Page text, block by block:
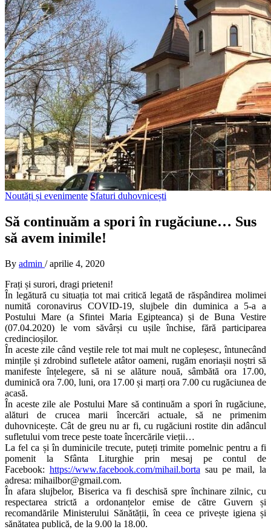
Noutăți și evenimente Sfaturi duhovnicești
Să continuăm a spori în rugăciune… Sus
să avem inimile!
By admin / aprilie 4, 2020
Frați și surori, dragi prieteni!
În legătură cu situația tot mai critică legată de răspândirea molimei
numită coronavirus COVID-19, slujbele din duminica a 5-a a
Postului Mare (a Sfintei Maria Egipteanca) și de Buna Vestire
(07.04.2020) le vom săvârși cu ușile închise, fără participarea
credincioșilor.
În aceste zile când veștile rele tot mai mult ne copleșesc, întunecând
mințile și zdrobind sufletele atâtor oameni, rugăm enoriașii noștri să
manifeste înțelegere, să ni se alăture nouă, sâmbătă ora 17.00,
duminică ora 7.00, luni, ora 17.00 și marți ora 7.00 cu rugăciunea de
acasă.
În aceste zile ale Postului Mare să continuăm a spori în rugăciune,
alături de crucea marii încercări actuale, să ne primenim
duhovnicește. Cât de greu nu ar fi, cu rugăciuni rostite din adâncul
sufletului vom trece peste toate încercările vieții…
La fel ca și în duminicile trecute, puteți trimite pomelnic pentru a fi
pomenit la Sfânta Liturghie prin mesaj pe contul de
Facebook: https://www.facebook.com/mihail.borta sau pe mail, la
adresa: mihailbor@gmail.com.
În afara slujbelor, Biserica va fi deschisă spre închinare zilnic, cu
respectarea strictă a ordonanțelor emise de către Guvern și
recomandările Ministerului Sănătății, în ceea ce privește igiena și
sănătatea publică, de la 9.00 la 18.00.